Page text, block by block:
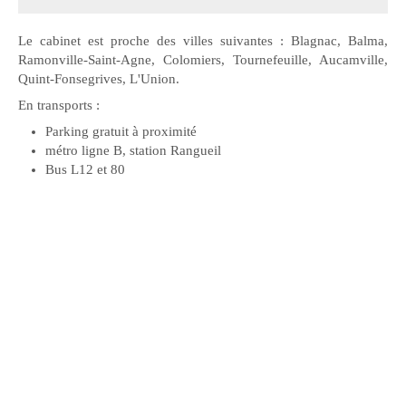
Le cabinet est proche des villes suivantes : Blagnac, Balma,
Ramonville-Saint-Agne, Colomiers, Tournefeuille, Aucamville,
Quint-Fonsegrives, L'Union.
En transports :
Parking gratuit à proximité
métro ligne B, station Rangueil
Bus L12 et 80